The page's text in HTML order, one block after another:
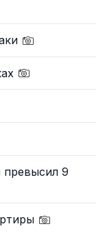
превысил 9